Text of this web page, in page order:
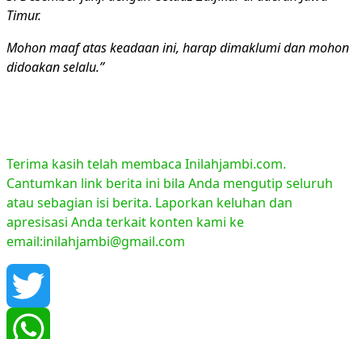
Timur.
Mohon maaf atas keadaan ini, harap dimaklumi dan mohon
didoakan selalu.”
Terima kasih telah membaca Inilahjambi.com.
Cantumkan link berita ini bila Anda mengutip seluruh
atau sebagian isi berita. Laporkan keluhan dan
apresisasi Anda terkait konten kami ke
email:inilahjambi@gmail.com
Twitter